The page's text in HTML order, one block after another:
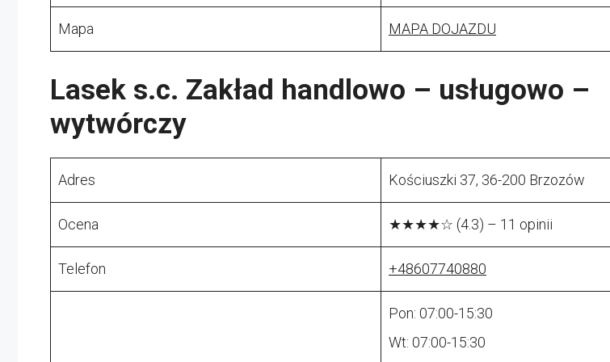
Mapa MAPA DOJAZDU
Lasek s.c. Zakład handlowo – usługowo –
wytwórczy
Adres Kościuszki 37, 36-200 Brzozów
Ocena ★★★★☆ (4.3) – 11 opinii
Telefon +48607740880
Pon: 07:00-15:30
Wt: 07:00-15:30